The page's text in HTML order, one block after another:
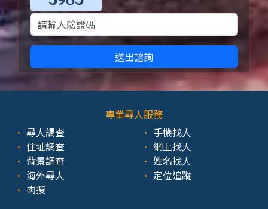
送出諮詢
專業尋人服務
尋人調查
住址調查
背景調查
海外尋人
肉搜
手機找人
網上找人
姓名找人
定位追蹤